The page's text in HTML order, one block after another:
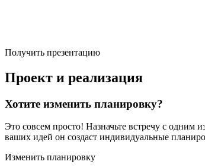
Получить презентацию
Проект и реализация
Хотите изменить планировку?
Это совсем просто! Назначьте встречу с одним
ваших идей он создаст индивидуальные
Изменить планировку